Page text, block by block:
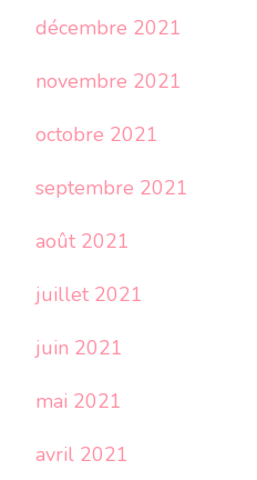
décembre 2021
novembre 2021
octobre 2021
septembre 2021
août 2021
juillet 2021
juin 2021
mai 2021
avril 2021